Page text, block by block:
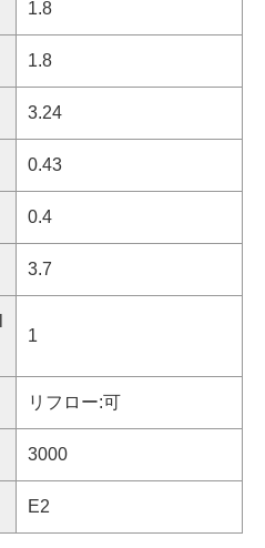
1.8
1.8
3.24
0.43
0.4
3.7
1
リフロー:可
3000
E2